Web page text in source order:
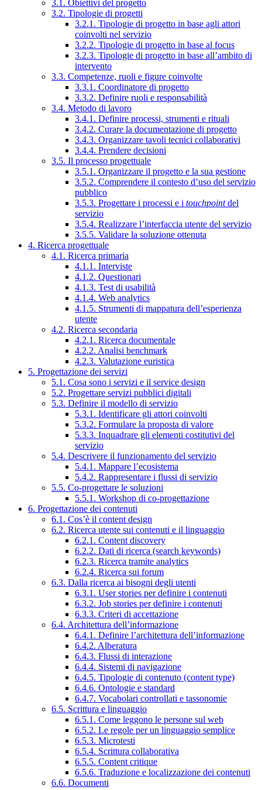
3.1. Obiettivi del progetto
3.2. Tipologie di progetti
3.2.1. Tipologie di progetto in base agli attori
coinvolti nel servizio
3.2.2. Tipologie di progetto in base al focus
3.2.3. Tipologie di progetto in base all’ambito di
intervento
3.3. Competenze, ruoli e figure coinvolte
3.3.1. Coordinatore di progetto
3.3.2. Definire ruoli e responsabilità
3.4. Metodo di lavoro
3.4.1. Definire processi, strumenti e rituali
3.4.2. Curare la documentazione di progetto
3.4.3. Organizzare tavoli tecnici collaborativi
3.4.4. Prendere decisioni
3.5. Il processo progettuale
3.5.1. Organizzare il progetto e la sua gestione
3.5.2. Comprendere il contesto d’uso del servizio
pubblico
3.5.3. Progettare i processi e i touchpointdel
servizio
3.5.4. Realizzare l’interfaccia utente del servizio
3.5.5. Validare la soluzione ottenuta
4. Ricerca progettuale
4.1. Ricerca primaria
4.1.1. Interviste
4.1.2. Questionari
4.1.3. Test di usabilità
4.1.4. Web analytics
4.1.5. Strumenti di mappatura dell’esperienza
utente
4.2. Ricerca secondaria
4.2.1. Ricerca documentale
4.2.2. Analisi benchmark
4.2.3. Valutazione euristica
5. Progettazione dei servizi
5.1. Cosa sono i servizi e il service design
5.2. Progettare servizi pubblici digitali
5.3. Definire il modello di servizio
5.3.1. Identificare gli attori coinvolti
5.3.2. Formulare la proposta di valore
5.3.3. Inquadrare gli elementi costitutivi del
servizio
5.4. Descrivere il funzionamento del servizio
5.4.1. Mappare l’ecosistema
5.4.2. Rappresentare i flussi di servizio
5.5. Co-progettare le soluzioni
5.5.1. Workshop di co-progettazione
6. Progettazione dei contenuti
6.1. Cos’è il content design
6.2. Ricerca utente sui contenuti e il linguaggio
6.2.1. Content discovery
6.2.2. Dati di ricerca (search keywords)
6.2.3. Ricerca tramite analytics
6.2.4. Ricerca sui forum
6.3. Dalla ricerca ai bisogni degli utenti
6.3.1. User stories per definire i contenuti
6.3.2. Job stories per definire i contenuti
6.3.3. Criteri di accettazione
6.4. Architettura dell’informazione
6.4.1. Definire l’architettura dell’informazione
6.4.2. Alberatura
6.4.3. Flussi di interazione
6.4.4. Sistemi di navigazione
6.4.5. Tipologie di contenuto (content type)
6.4.6. Ontologie e standard
6.4.7. Vocabolari controllati e tassonomie
6.5. Scrittura e linguaggio
6.5.1. Come leggono le persone sul web
6.5.2. Le regole per un linguaggio semplice
6.5.3. Microtesti
6.5.4. Scrittura collaborativa
6.5.5. Content critique
6.5.6. Traduzione e localizzazione dei contenuti
6.6. Documenti